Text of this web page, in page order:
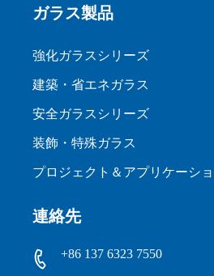
ガラス製品
強化ガラスシリーズ
建築・省エネガラス
安全ガラスシリーズ
装飾・特殊ガラス
プロジェクト＆アプリケーシ
連絡先
+86 137 6323 7550